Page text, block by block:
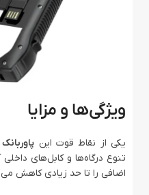
ویژگی‌ها و مزایا
یکی از نقاط قوت این پاوربانک
تنوع درگاه‌ها و کابل‌های
اضافی را تا حد زیادی کاهش